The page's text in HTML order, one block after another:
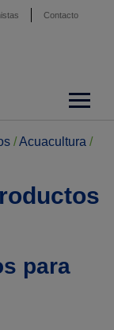
Contacto
/Acuacultura /
para